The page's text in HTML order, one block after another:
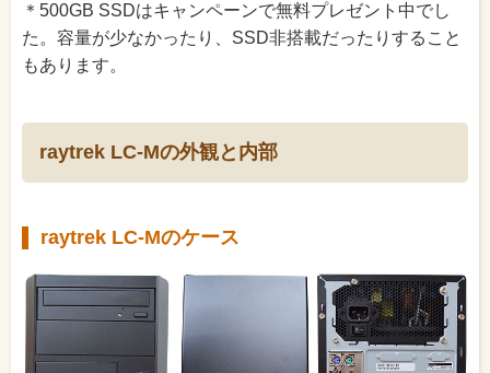
＊500GB SSDはキャンペーンで無料プレゼント中でし
た。容量が少なかったり、SSD非搭載だったりすること
もあります。
raytrek LC-Mの外観と内部
raytrek LC-Mのケース